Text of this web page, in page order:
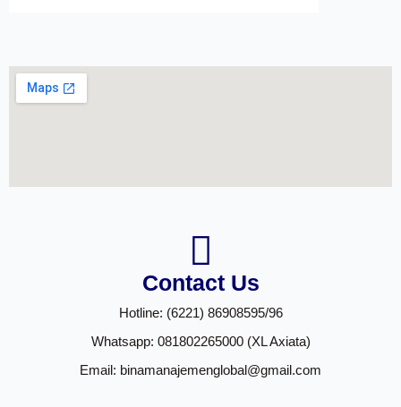
Contact Us
Hotline: (6221) 86908595/96
Whatsapp: 081802265000 (XL Axiata)
Email: binamanajemenglobal@gmail.com